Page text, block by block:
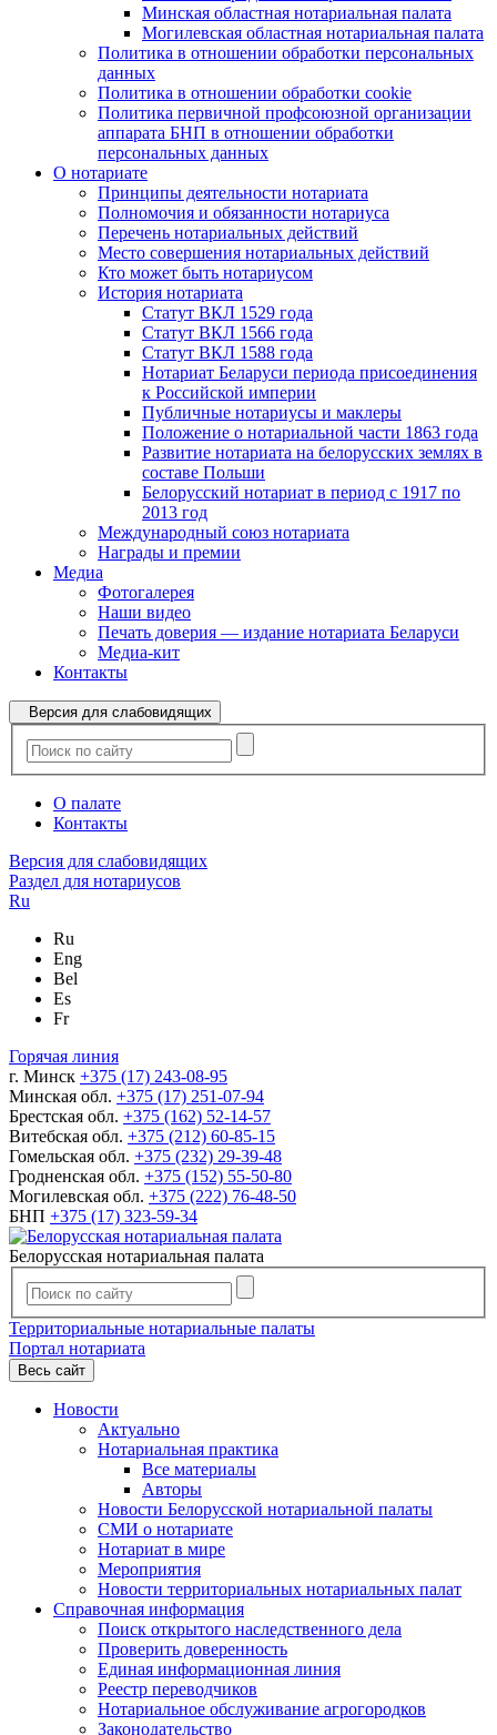
Минская областная нотариальная палата
Могилевская областная нотариальная палата
Политика в отношении обработки персональных
данных
Политика в отношении обработки cookie
Политика первичной профсоюзной организации
аппарата БНП в отношении обработки
персональных данных
О нотариате
Принципы деятельности нотариата
Полномочия и обязанности нотариуса
Перечень нотариальных действий
Место совершения нотариальных действий
Кто может быть нотариусом
История нотариата
Статут ВКЛ 1529 года
Статут ВКЛ 1566 года
Статут ВКЛ 1588 года
Нотариат Беларуси периода присоединения
к Российской империи
Публичные нотариусы и маклеры
Положение о нотариальной части 1863 года
Развитие нотариата на белорусских землях в
составе Польши
Белорусский нотариат в период с 1917 по
2013 год
Международный союз нотариата
Награды и премии
Медиа
Фотогалерея
Наши видео
Печать доверия — издание нотариата Беларуси
Медиа-кит
Контакты
Версия для слабовидящих
О палате
Контакты
Версия для слабовидящих
Раздел для нотариусов
Ru
Ru
Eng
Bel
Es
Fr
Горячая линия
г. Минск +375 (17) 243-08-95
Минская обл. +375 (17) 251-07-94
Брестская обл. +375 (162) 52-14-57
Витебская обл. +375 (212) 60-85-15
Гомельская обл. +375 (232) 29-39-48
Гродненская обл. +375 (152) 55-50-80
Могилевская обл. +375 (222) 76-48-50
БНП +375 (17) 323-59-34
Белорусская нотариальная палата
Территориальные нотариальные палаты
Портал нотариата
Весь сайт
Новости
Актуально
Нотариальная практика
Все материалы
Авторы
Новости Белорусской нотариальной палаты
СМИ о нотариате
Нотариат в мире
Мероприятия
Новости территориальных нотариальных палат
Справочная информация
Поиск открытого наследственного дела
Проверить доверенность
Единая информационная линия
Реестр переводчиков
Нотариальное обслуживание агрогородков
Законодательство